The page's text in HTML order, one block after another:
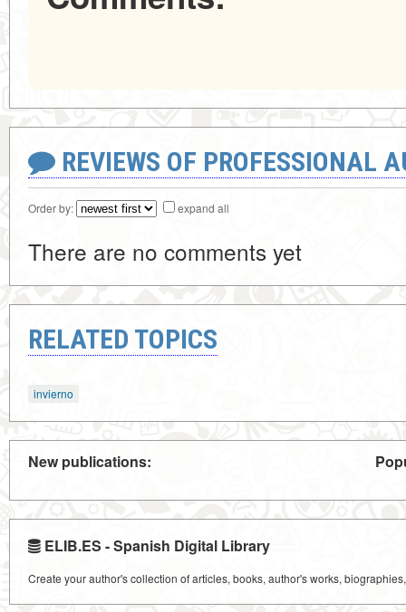
REVIEWS OF PROFESSIONAL
Order by: expand all
There are no comments yet
RELATED TOPICS
invierno
New publications:
ELIB.ES - Spanish Digital Library
Create your author's collection of articles, books, author's works,